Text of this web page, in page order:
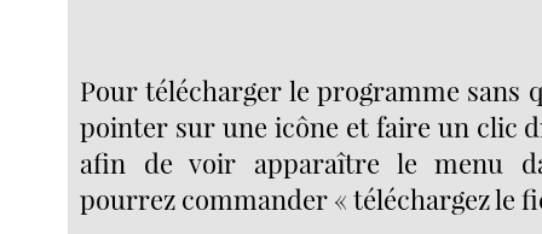
Pour télécharger le programme sans
pointer sur une icône et faire un clic
afin de voir apparaître le menu
pourrez commander « téléchargez le